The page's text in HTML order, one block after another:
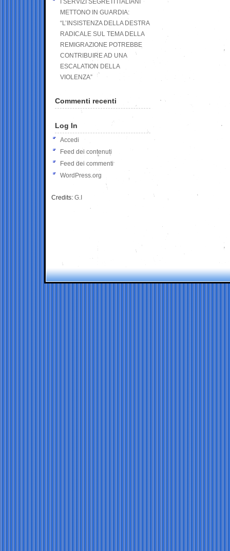
I SERVIZI SEGRETI ITALIANI
METTONO IN GUARDIA:
“L’INSISTENZA DELLA DESTRA
RADICALE SUL TEMA DELLA
REMIGRAZIONE POTREBBE
CONTRIBUIRE AD UNA
ESCALATION DELLA
VIOLENZA”
Commenti recenti
Log In
Accedi
Feed dei contenuti
Feed dei commenti
WordPress.org
Credits: G.I